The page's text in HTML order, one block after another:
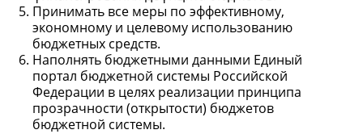
Принимать все меры по эффективному,
экономному и целевому использованию
бюджетных средств.
Наполнять бюджетными данными Единый
портал бюджетной системы Российской
Федерации в целях реализации принципа
прозрачности (открытости) бюджетов
бюджетной системы.